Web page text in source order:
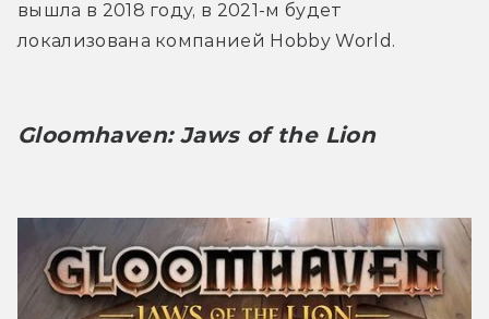
вышла в 2018 году, в 2021-м будет
локализована компанией Hobby World.
Gloomhaven: Jaws of the Lion